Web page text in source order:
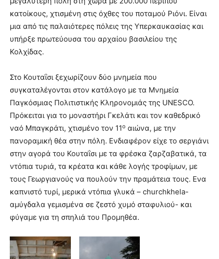
κατοίκους, χτισμένη στις όχθες του ποταμού Ριόνι. Είναι
μια από τις παλαιότερες πόλεις της Υπερκαυκασίας και
υπήρξε πρωτεύουσα του αρχαίου βασιλείου της
Κολχίδας.
Στο Κουταΐσι ξεχωρίζουν δύο μνημεία που
συγκαταλέγονται στον κατάλογο με τα Μνημεία
Παγκόσμιας Πολιτιστικής Κληρονομιάς της UNESCO.
Πρόκειται για το μοναστήρι Γκελάτι και τον καθεδρικό
ναό Μπαγκράτι, χτισμένο τον 11ο αιώνα, με την
πανοραμική θέα στην πόλη. Ενδιαφέρον είχε το σεργιάνι
στην αγορά του Κουταΐσι με τα φρέσκα ζαρζαβατικά, τα
ντόπια τυριά, τα κρέατα και κάθε λογής τροφίμων, με
τους Γεωργιανούς να πουλούν την πραμάτεια τους. Ενα
καπνιστό τυρί, μερικά ντόπια γλυκά – churchkhela-
αμύγδαλα γεμισμένα σε ζεστό χυμό σταφυλιού- και
φύγαμε για τη σπηλιά του Προμηθέα.